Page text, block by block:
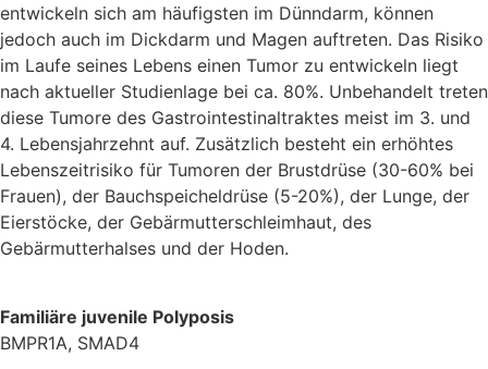
entwickeln sich am häufigsten im Dünndarm, können
jedoch auch im Dickdarm und Magen auftreten. Das Risiko
im Laufe seines Lebens einen Tumor zu entwickeln liegt
nach aktueller Studienlage bei ca. 80%. Unbehandelt treten
diese Tumore des Gastrointestinaltraktes meist im 3. und
4. Lebensjahrzehnt auf. Zusätzlich besteht ein erhöhtes
Lebenszeitrisiko für Tumoren der Brustdrüse (30-60% bei
Frauen), der Bauchspeicheldrüse (5-20%), der Lunge, der
Eierstöcke, der Gebärmutterschleimhaut, des
Gebärmutterhalses und der Hoden.
Familiäre juvenile Polyposis
BMPR1A, SMAD4